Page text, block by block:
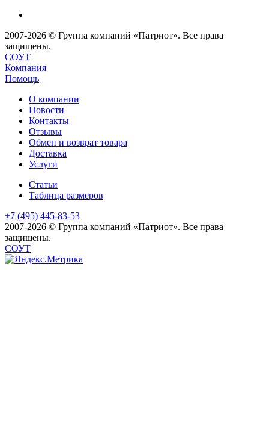
2007-2026 © Группа компаний «Патриот». Все права
защищены.
СОУТ
Компания
Помощь
О компании
Новости
Контакты
Отзывы
Обмен и возврат товара
Доставка
Услуги
Статьи
Таблица размеров
+7 (495) 445-83-53
2007-2026 © Группа компаний «Патриот». Все права
защищены.
СОУТ